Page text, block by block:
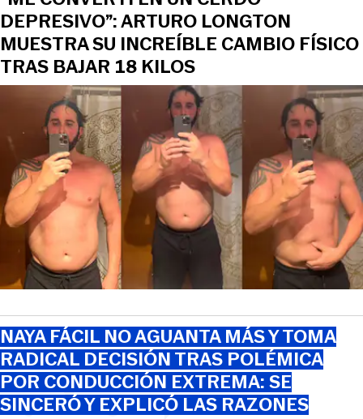
DEPRESIVO”: ARTURO LONGTON
MUESTRA SU INCREÍBLE CAMBIO FÍSICO
TRAS BAJAR 18 KILOS
NAYA FÁCIL NO AGUANTA MÁS Y TOMA
RADICAL DECISIÓN TRAS POLÉMICA
POR CONDUCCIÓN EXTREMA: SE
SINCERÓ Y EXPLICÓ LAS RAZONES